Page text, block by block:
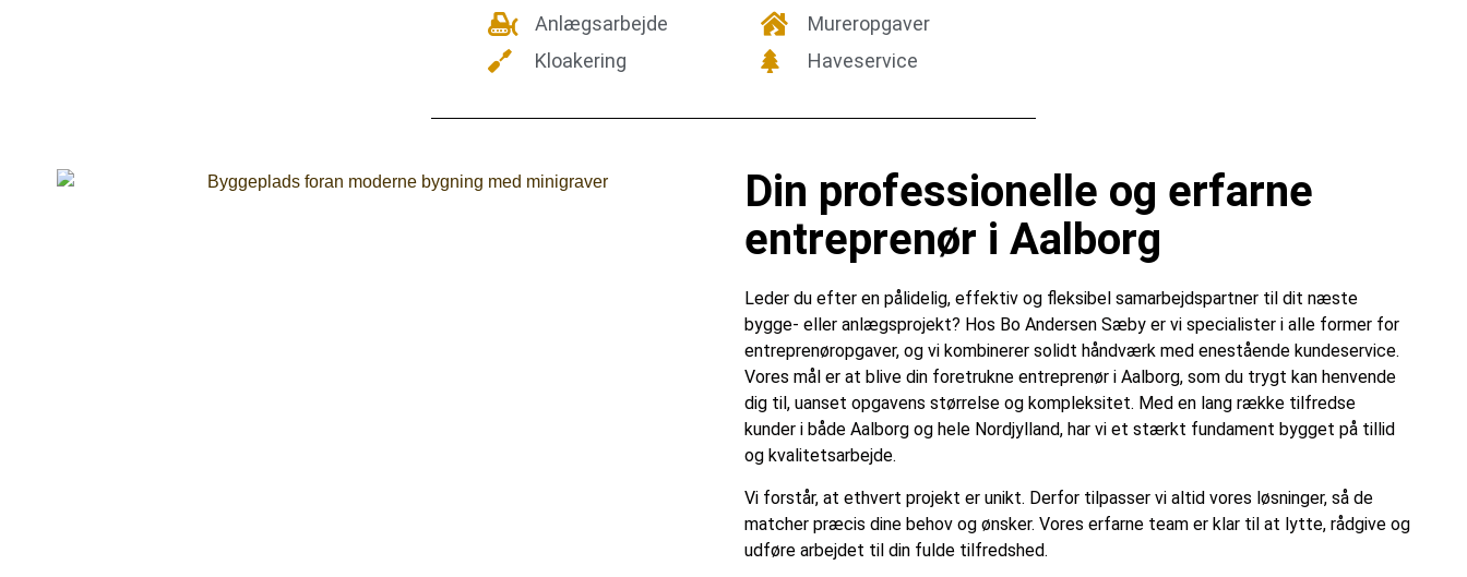
Anlægsarbejde
Kloakering
Mureropgaver
Haveservice
Din professionelle og erfarne
entreprenør i Aalborg
Leder du efter en pålidelig, effektiv og fleksibel samarbejdspartner til dit næste
bygge- eller anlægsprojekt? Hos Bo Andersen Sæby er vi specialister i alle former for
entreprenøropgaver, og vi kombinerer solidt håndværk med enestående kundeservice.
Vores mål er at blive din foretrukne entreprenør i Aalborg, som du trygt kan henvende
dig til, uanset opgavens størrelse og kompleksitet. Med en lang række tilfredse
kunder i både Aalborg og hele Nordjylland, har vi et stærkt fundament bygget på tillid
og kvalitetsarbejde.
Vi forstår, at ethvert projekt er unikt. Derfor tilpasser vi altid vores løsninger, så de
matcher præcis dine behov og ønsker. Vores erfarne team er klar til at lytte, rådgive og
udføre arbejdet til din fulde tilfredshed.